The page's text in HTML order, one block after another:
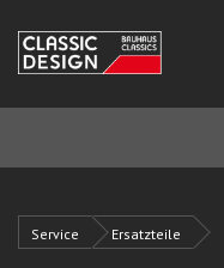
Service Ersatzteile